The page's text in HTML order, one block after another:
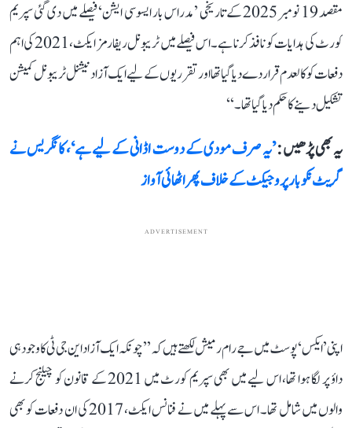
مقصد 19 نومبر 2025 کے تاریخی ’مدراس بار ایسوسی ایشن‘ فیصلے میں دی گئی سپریم
کورٹ کی ہدایات کو نافذ کرنا ہے۔ اس فیصلے میں ٹریبونل ریفارمز ایکٹ، 2021 کی اہم
دفعات کو کالعدم قرار دے دیا گیا تھا اور تقرریوں کے لیے ایک آزاد نیشنل ٹریبونل کمیشن
تشکیل دینے کا حکم دیا گیا تھا۔‘‘
یہ بھی پڑھیں :’یہ صرف مودی کے دوست اڈانی کے لیے ہے‘، کانگریس نے
گریٹ نکوبار پروجیکٹ کے خلاف پھر اٹھائی آواز
ADVERTISEMENT
اپنی ’ایکس‘ پوسٹ میں جے رام رمیش لکھتے ہیں کہ ’’چونکہ ایک آزاد این جی ٹی کا وجود ہی
داؤ پر لگا ہوا تھا، اس لیے میں بھی سپریم کورٹ میں 2021 کے قانون کو چیلنج کرنے
والوں میں شامل تھا۔ اس سے پہلے میں نے فنانس ایکٹ، 2017 کی ان دفعات کو بھی